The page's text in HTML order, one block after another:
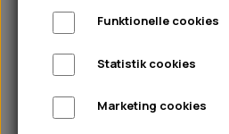
CHICOPEE
HALSBÅND
🍖
🎾 LEGETØJ
TÆNDER, ØRE, ØJE,
🐾 UDSTYR &
HUER OG
PINEWOOD
NYHEDER
Funktionelle cookies
Statistik cookies
Marketing cookies